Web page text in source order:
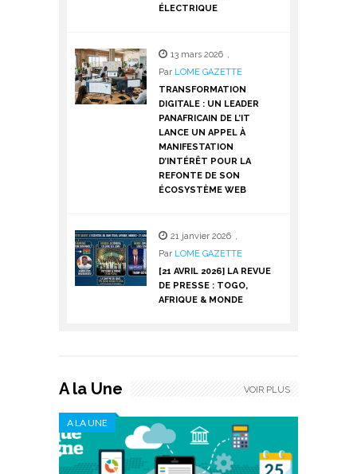
ÉLECTRIQUE
13 mars 2026 ,
Par LOME GAZETTE
TRANSFORMATION
DIGITALE : UN LEADER
PANAFRICAIN DE L’IT
LANCE UN APPEL À
MANIFESTATION
D’INTÉRÊT POUR LA
REFONTE DE SON
ÉCOSYSTÈME WEB
21 janvier 2026 ,
Par LOME GAZETTE
[21 AVRIL 2026] LA REVUE
DE PRESSE : TOGO,
AFRIQUE & MONDE
A la Une
A LA UNE
VOIR PLUS